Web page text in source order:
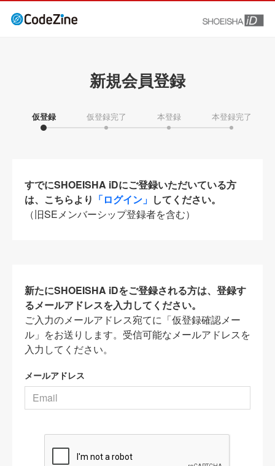
新規会員登録
仮登録 仮登録完了 本登録 本登録完了
すでにSHOEISHA iDにご登録いただいている方
は、こちらより 「ログイン」 してください。
（旧SEメンバーシップ登録者を含む）
新たにSHOEISHA iDをご登録される方は、登録す
るメールアドレスを入力してください。
ご入力のメールアドレス宛てに「仮登録確認メー
ル」をお送りします。受信可能なメールアドレスを
入力してください。
メールアドレス